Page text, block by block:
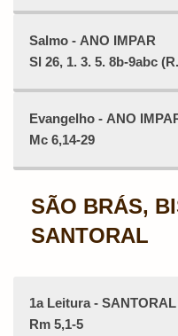
Salmo - ANO IMPAR
Sl 26, 1. 3. 5. 8b-9abc
Evangelho - ANO
Mc 6,14-29
SÃO BRÁS,
SANTORAL
1a Leitura - SANTORAL
Rm 5,1-5